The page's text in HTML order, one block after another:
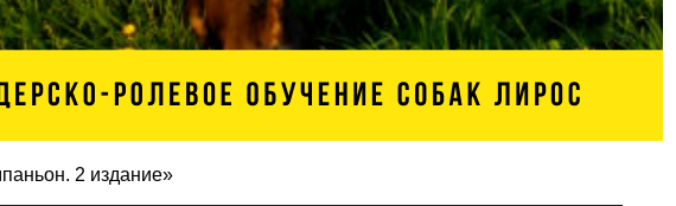
2 издание»